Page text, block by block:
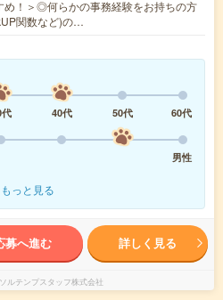
め！＞◎何らかの事務経験をお持ちの方
関数など)の…
40代 50代
60代
男性
もっと見る
募へ進む 詳しく見る
ルテンプスタッフ株式会社